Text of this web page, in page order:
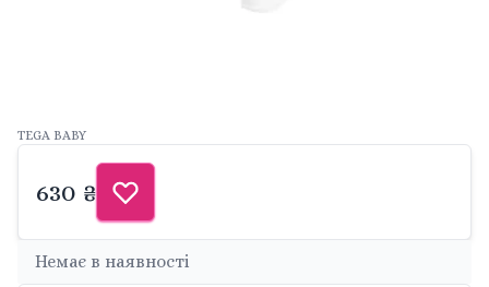
TEGA BABY
630 ₴
Немає в наявності